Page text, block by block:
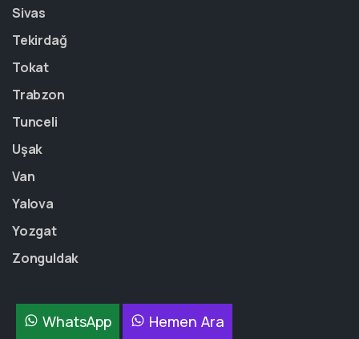
Sivas
Tekirdağ
Tokat
Trabzon
Tunceli
Uşak
Van
Yalova
Yozgat
Zonguldak
WhatsApp Hemen Ara